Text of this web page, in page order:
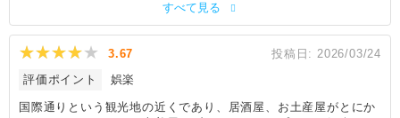
すべて見る
3.67 投稿日: 2026/03/24
評価ポイント
娯楽
国際通りという観光地の近くであり、居酒屋、お土産屋がとにか